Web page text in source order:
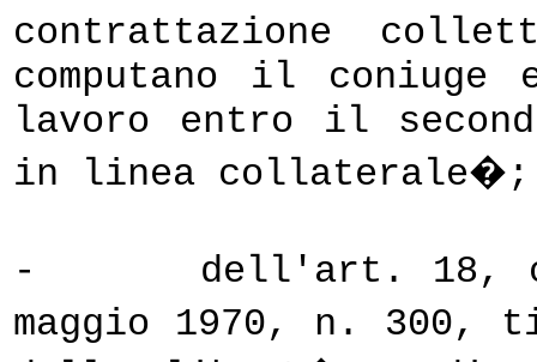
contrattazione
computano il
lavoro entro il
in linea collaterale�;
-
dell'art. 18,
maggio 1970, n. 300,